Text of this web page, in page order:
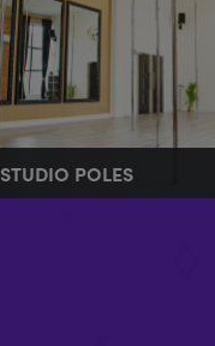
STUDIO POLES